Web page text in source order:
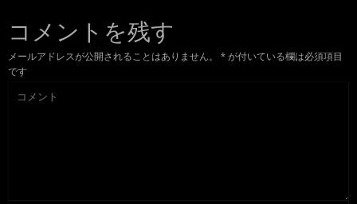
コメントを残す
メールアドレスが公開されることはありません。 * が付いている欄は必須項目
です